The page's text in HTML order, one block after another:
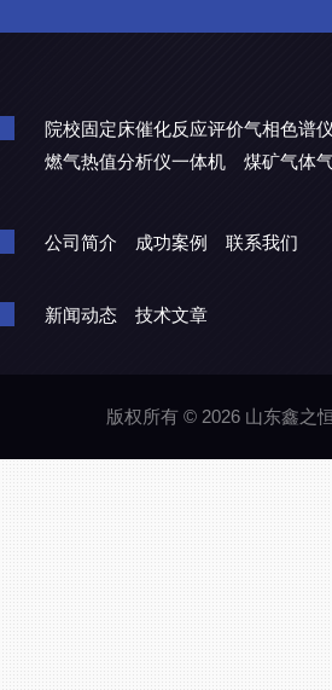
院校固定床催化反应评价气相色谱
燃气热值分析仪一体机
煤矿气体
公司简介 成功案例 联系我们
新闻动态 技术文章
版权所有 © 2026 山东鑫之